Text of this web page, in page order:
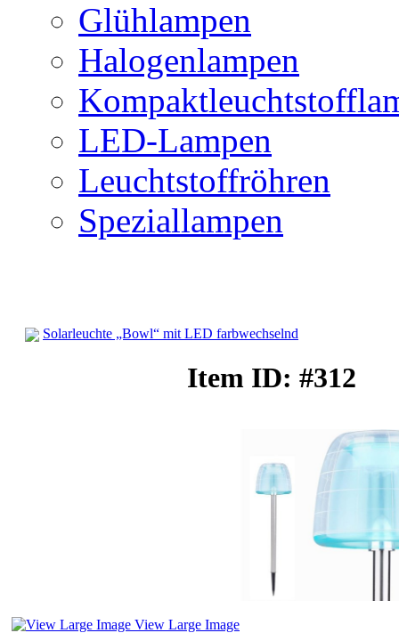
Glühlampen
Halogenlampen
LED-Lampen
Leuchtstoffröhren
Speziallampen
Solarleuchte „Bowl“ mit LED farbwechselnd
Item ID: #312
View Large Image